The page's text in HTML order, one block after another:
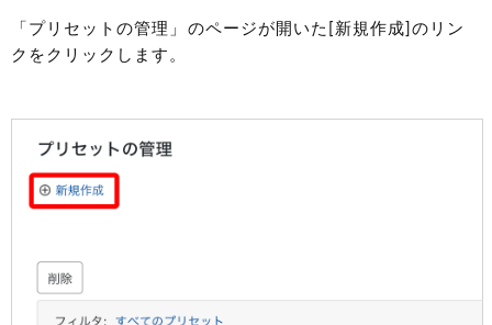
「プリセットの管理」のページが開いた[新規作成]のリン
クをクリックします。